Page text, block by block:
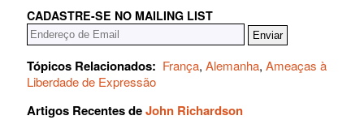
CADASTRE-SE NO MAILING LIST
Tópicos Relacionados: França, Alemanha, Ameaças à
Liberdade de Expressão
Artigos Recentes deJohn Richardson